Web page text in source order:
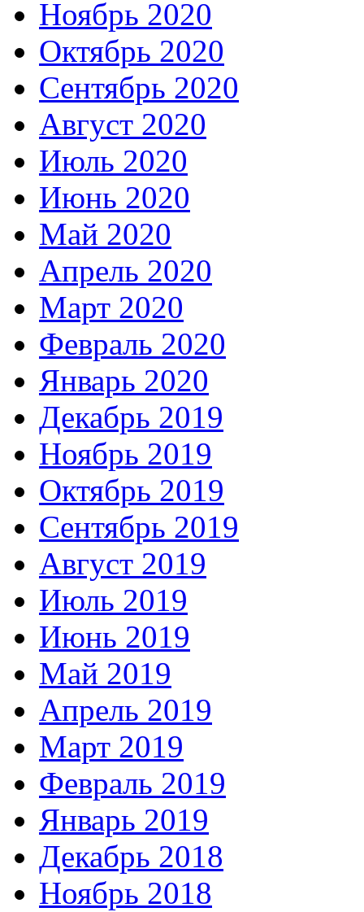
Ноябрь 2020
Октябрь 2020
Сентябрь 2020
Август 2020
Июль 2020
Июнь 2020
Май 2020
Апрель 2020
Март 2020
Февраль 2020
Январь 2020
Декабрь 2019
Ноябрь 2019
Октябрь 2019
Сентябрь 2019
Август 2019
Июль 2019
Июнь 2019
Май 2019
Апрель 2019
Март 2019
Февраль 2019
Январь 2019
Декабрь 2018
Ноябрь 2018